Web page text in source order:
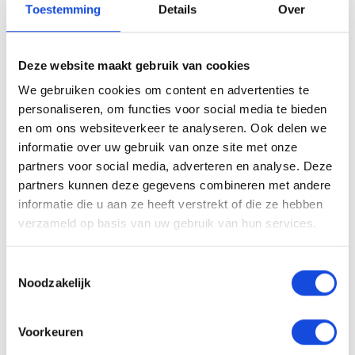
Toestemming Details Over
Deze website maakt gebruik van cookies
We gebruiken cookies om content en advertenties te
personaliseren, om functies voor social media te bieden
en om ons websiteverkeer te analyseren. Ook delen we
informatie over uw gebruik van onze site met onze
partners voor social media, adverteren en analyse. Deze
partners kunnen deze gegevens combineren met andere
informatie die u aan ze heeft verstrekt of die ze hebben
verzameld op basis van uw gebruik van hun services.
Noodzakelijk
Voorkeuren
mogelijkheid te kiezen uit 2 afleverpakketten. En
wel of geen inruil. Vraag naar de mogelijkheden!
NATIONALE AUTOPAS EN ONDERHOUDSHISTORIE
AANWEZIG. Ook kunt u bij ons uw auto, caravan,
camper, motor of boot inruilen. Onze
openingstijden zijn van maandag tot en met vrijdag
van 8.00 uur tot 18.00 uur en zaterdag van 9.00 uur
tot 17.00 uur. 2 koopzondagen per maand. Kom
naar onze showroom. Altijd 500 hoogwaardige
occasions op voorraad. Wilt u informatie en inruilen
Alle moeite is genomen om de informatie op deze
te geven. Fouten zijn echter nooit uit te sluiten.
Vertrouw daarom nooit alleen op deze informatie,